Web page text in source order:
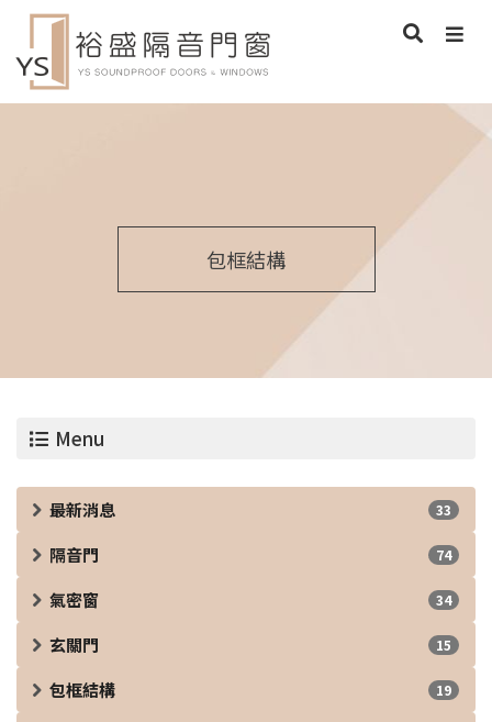
包框結構
Menu
最新消息 33
隔音門 74
氣密窗 34
玄關門 15
包框結構 19